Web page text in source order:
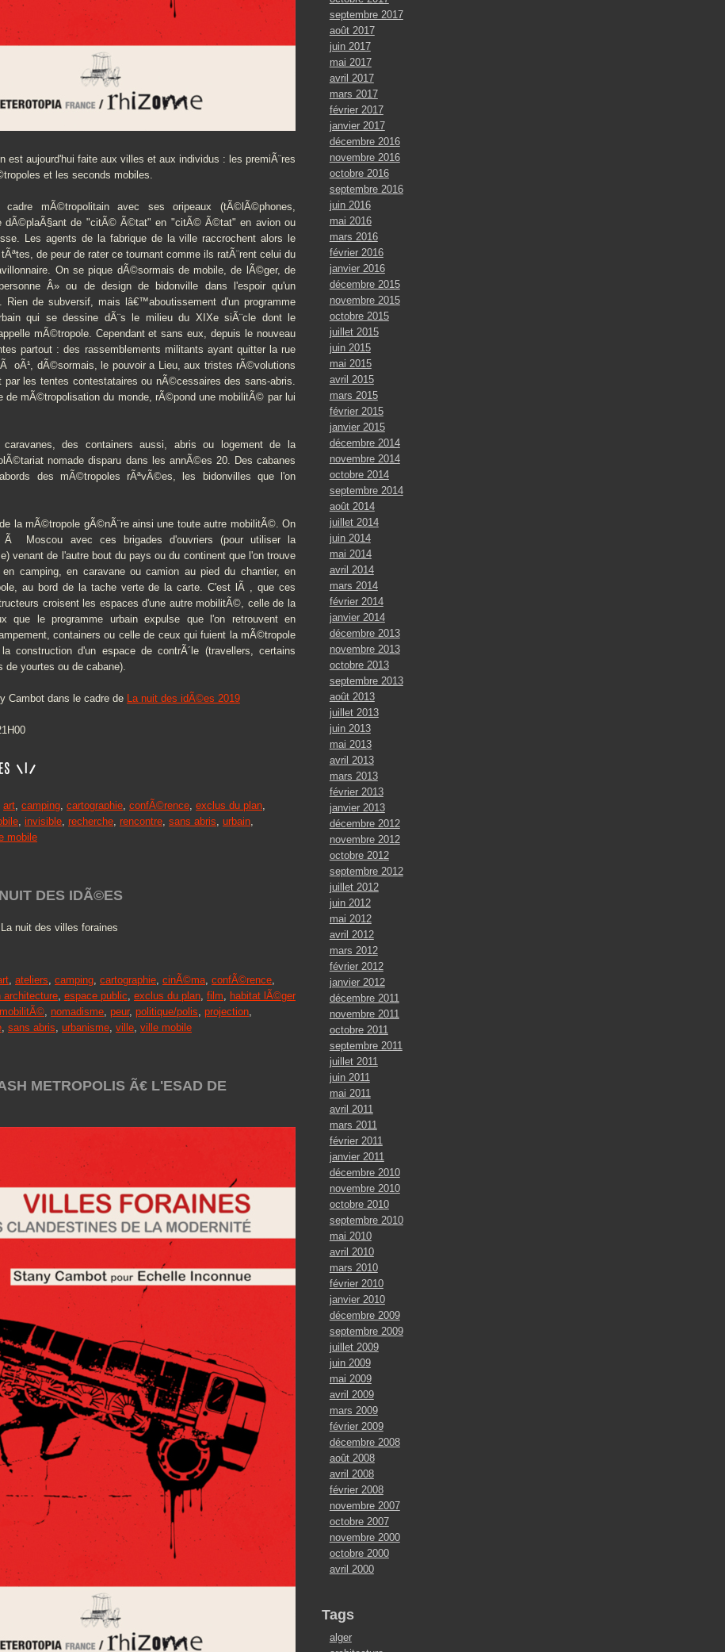
est aujourd'hui faite aux villes et aux individus : les premiÃ¨res
et les seconds mobiles.
mÃ©tropolitain avec ses oripeaux (tÃ©lÃ©phones,
dÃ©plaÃ§ant de "citÃ© Ã©tat" en "citÃ© Ã©tat" en avion ou
Les agents de la fabrique de la ville raccrochent alors le
de peur de rater ce tournant comme ils ratÃ¨rent celui du
On se pique dÃ©sormais de mobile, de lÃ©ger, de
Â» ou de design de bidonville dans l'espoir qu'un
Rien de subversif, mais lâ€™aboutissement d'un programme
qui se dessine dÃ¨s le milieu du XIXe siÃ¨cle dont le
mÃ©tropole. Cependant et sans eux, depuis le nouveau
partout : des rassemblements militants ayant quitter la rue
oÃ¹, dÃ©sormais, le pouvoir a Lieu, aux tristes rÃ©volutions
par les tentes contestataires ou nÃ©cessaires des sans-abris.
de mÃ©tropolisation du monde, rÃ©pond une mobilitÃ© par lui
des containers aussi, abris ou logement de la
nomade disparu dans les annÃ©es 20. Des cabanes
des mÃ©tropoles rÃªvÃ©es, les bidonvilles que l'on
la mÃ©tropole gÃ©nÃ¨re ainsi une toute autre mobilitÃ©. On
Moscou avec ces brigades d'ouvriers (pour utiliser la
venant de l'autre bout du pays ou du continent que l'on trouve
camping, en caravane ou camion au pied du chantier, en
au bord de la tache verte de la carte. C'est lÃ , que ces
croisent les espaces d'une autre mobilitÃ©, celle de la
que le programme urbain expulse que l'on retrouvent en
containers ou celle de ceux qui fuient la mÃ©tropole
la construction d'un espace de contrÃ´le (travellers, certains
de yourtes ou de cabane).
Cambot dans le cadre de La nuit des idÃ©es 2019
art camping cartographie confÃ©rence exclus du plan
invisible recherche rencontre sans abris urbain
mobile
DES IDÃ©ES
nuit des villes foraines
ateliers camping cartographie cinÃ©ma confÃ©rence
architecture espace public exclus du plan film
habitat lÃ©ger
mobilitÃ© nomadisme peur, politique/polis projection
sans abris urbanisme ville ville mobile
METROPOLIS Ã€ L'ESAD DE
septembre 2017
août 2017
juin 2017
mai 2017
avril 2017
mars 2017
février 2017
janvier 2017
décembre 2016
novembre 2016
octobre 2016
septembre 2016
juin 2016
mai 2016
mars 2016
février 2016
janvier 2016
décembre 2015
novembre 2015
octobre 2015
juillet 2015
juin 2015
mai 2015
avril 2015
mars 2015
février 2015
janvier 2015
décembre 2014
novembre 2014
octobre 2014
septembre 2014
août 2014
juillet 2014
juin 2014
mai 2014
avril 2014
mars 2014
février 2014
janvier 2014
décembre 2013
novembre 2013
octobre 2013
septembre 2013
août 2013
juillet 2013
juin 2013
mai 2013
avril 2013
mars 2013
février 2013
janvier 2013
décembre 2012
novembre 2012
octobre 2012
septembre 2012
juillet 2012
juin 2012
mai 2012
avril 2012
mars 2012
février 2012
janvier 2012
décembre 2011
novembre 2011
octobre 2011
septembre 2011
juillet 2011
juin 2011
mai 2011
avril 2011
mars 2011
février 2011
janvier 2011
décembre 2010
novembre 2010
octobre 2010
septembre 2010
mai 2010
avril 2010
mars 2010
février 2010
janvier 2010
décembre 2009
septembre 2009
juillet 2009
juin 2009
mai 2009
avril 2009
mars 2009
février 2009
décembre 2008
août 2008
avril 2008
février 2008
novembre 2007
octobre 2007
novembre 2000
octobre 2000
avril 2000
Tags
alger